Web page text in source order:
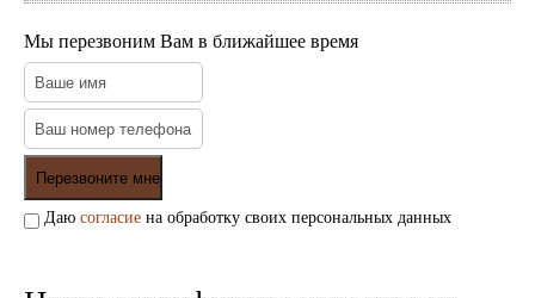
Плитка Марокко
Мозаика Марокко
Двери Марокко
Бабуши тапочки
Вазы
Зеркала
Тарелки и блюда
Пепельницы
Пледы и покрывала
Мы перезвоним Вам в ближайшее время
Даю согласие на обработку своих персональных данных